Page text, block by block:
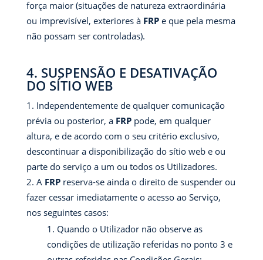
força maior (situações de natureza extraordinária
ou imprevisível, exteriores à FRP e que pela mesma
não possam ser controladas).
4. SUSPENSÃO E DESATIVAÇÃO
DO SÍTIO WEB
Independentemente de qualquer comunicação
prévia ou posterior, a FRPpode, em qualquer
altura, e de acordo com o seu critério exclusivo,
descontinuar a disponibilização do sítio web e ou
parte do serviço a um ou todos os Utilizadores.
A FRP reserva-se ainda o direito de suspender ou
fazer cessar imediatamente o acesso ao Serviço,
nos seguintes casos:
Quando o Utilizador não observe as
condições de utilização referidas no ponto 3 e